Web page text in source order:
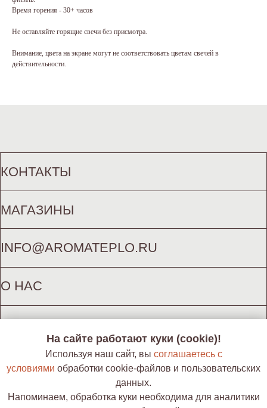
Время горения - 30+ часов
Не оставляйте горящие свечи без присмотра.
Внимание, цвета на экране могут не соответствовать цветам свечей в
действительности.
О НАС
КОНФИДЕНЦИАЛЬНОСТЬ И ОФЕРТА
ИП ГОРОХ К. А. (ИНН 772625877850)
На сайте работают куки (cookie)!
Используя наш сайт, вы соглашаетесь с
условиями обработки cookie-файлов и пользовательских
данных.
Напоминаем, обработка куки необходима для аналитики